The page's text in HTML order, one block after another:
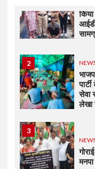
किया
2
सेवा
लेखा
3